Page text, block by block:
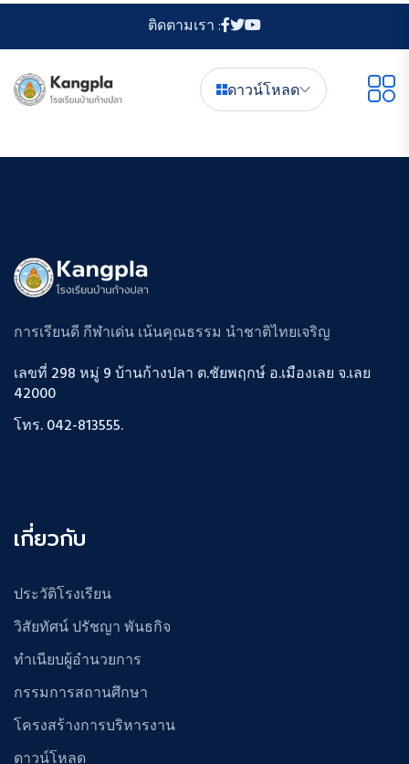
ติดตามเรา :
ดาวน์โหลด
การเรียนดี กีฬาเด่น เน้นคุณธรรม นำชาติไทยเจริญ
เลขที่ 298 หมู่ 9 บ้านก้างปลา ต.ชัยพฤกษ์ อ.เมืองเลย จ.เลย
42000
โทร. 042-813555.
เกี่ยวกับ
ประวัติโรงเรียน
วิสัยทัศน์ ปรัชญา พันธกิจ
ทำเนียบผู้อำนวยการ
กรรมการสถานศึกษา
โครงสร้างการบริหารงาน